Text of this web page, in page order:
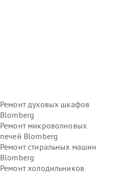
Ремонт духовых шкафов
Blomberg
Ремонт микроволновых
печей Blomberg
Ремонт стиральных машин
Blomberg
Ремонт холодильников